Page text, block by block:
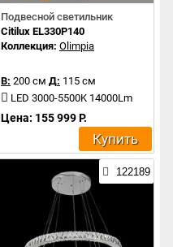
Подвесной светильник
Citilux EL330P140
Коллекция: Olimpia
В: 200 см Д: 115 см
LED 3000-5500K 14000Lm
Цена: 155 999 Р.
Купить
122189